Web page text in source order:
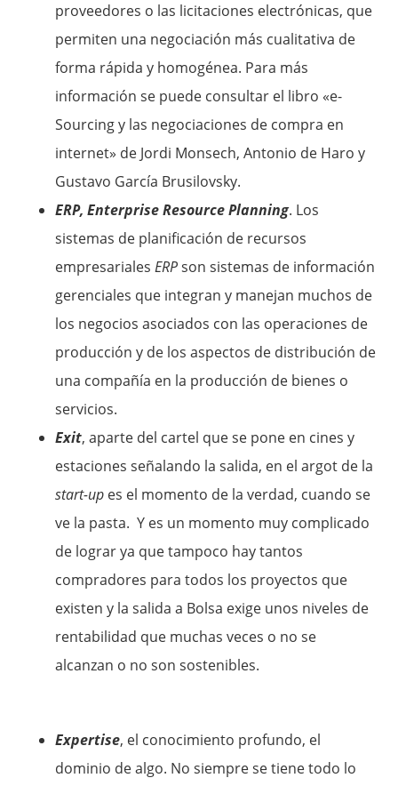
proveedores o las licitaciones electrónicas, que
permiten una negociación más cualitativa de
forma rápida y homogénea. Para más
información se puede consultar el libro «e-
Sourcing y las negociaciones de compra en
internet» de Jordi Monsech, Antonio de Haro y
Gustavo García Brusilovsky.
ERP, Enterprise Resource Planning. Los
sistemas de planificación de recursos
empresarialesERPson sistemas de información
gerenciales que integran y manejan muchos de
los negocios asociados con las operaciones de
producción y de los aspectos de distribución de
una compañía en la producción de bienes o
servicios.
Exit, aparte del cartel que se pone en cines y
estaciones señalando la salida, en el argot de la
start-up es el momento de la verdad, cuando se
ve la pasta. Y es un momento muy complicado
de lograr ya que tampoco hay tantos
compradores para todos los proyectos que
existen y la salida a Bolsa exige unos niveles de
rentabilidad que muchas veces o no se
alcanzan o no son sostenibles.
Expertise, el conocimiento profundo, el
dominio de algo. No siempre se tiene todo lo